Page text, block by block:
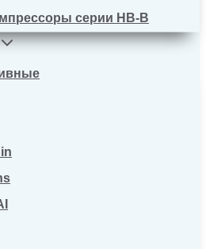
серии HB-B